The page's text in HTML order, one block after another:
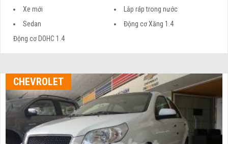
Xe mới
Lắp ráp trong nước
Sedan
Động cơ Xăng 1.4
Động cơ DOHC 1.4
CHEVROLET